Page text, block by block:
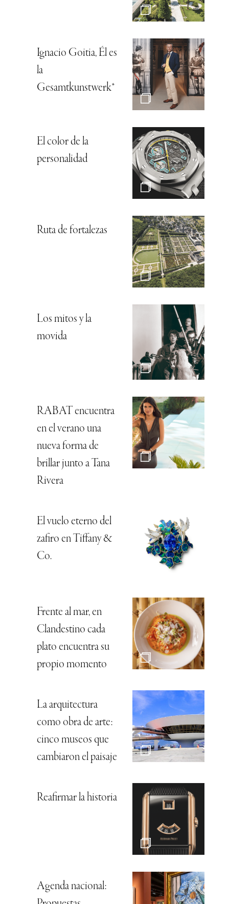
Ignacio Goitia, Él es
la
Gesamtkunstwerk*
El color de la
personalidad
Ruta de fortalezas
Los mitos y la
movida
RABAT encuentra
en el verano una
nueva forma de
brillar junto a Tana
Rivera
El vuelo eterno del
zafiro en Tiffany &
Co.
Frente al mar, en
Clandestino cada
plato encuentra su
propio momento
La arquitectura
como obra de arte:
cinco museos que
cambiaron el paisaje
Reafirmar la historia
Agenda nacional: